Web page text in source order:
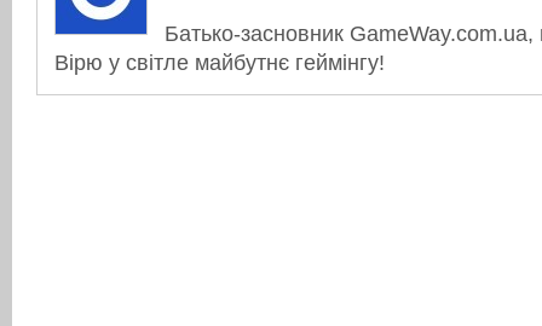
Батько-засновник
Вірю у світле майбутнє геймінгу!